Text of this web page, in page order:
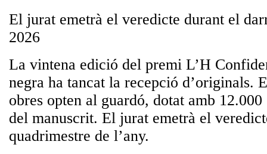
El jurat emetrà el veredicte durant el
2026
La vintena edició del premi L’H
negra ha tancat la recepció d’originals.
obres opten al guardó, dotat amb
del manuscrit. El jurat emetrà el
quadrimestre de l’any.